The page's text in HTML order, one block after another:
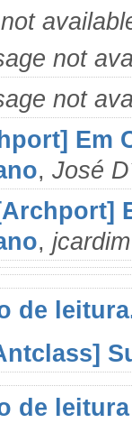
not
not
Em
, José
, jcardim
de
de